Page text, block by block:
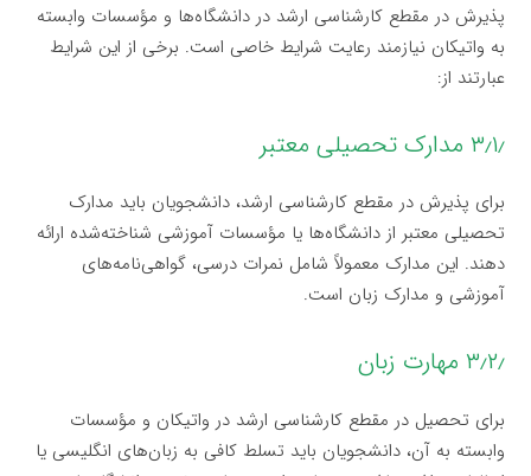
پذیرش در مقطع کارشناسی ارشد در دانشگاه‌ها و مؤسسات وابسته
به واتیکان نیازمند رعایت شرایط خاصی است. برخی از این شرایط
عبارتند از:
۳٫۱٫ مدارک تحصیلی معتبر
برای پذیرش در مقطع کارشناسی ارشد، دانشجویان باید مدارک
تحصیلی معتبر از دانشگاه‌ها یا مؤسسات آموزشی شناخته‌شده ارائه
دهند. این مدارک معمولاً شامل نمرات درسی، گواهی‌نامه‌های
آموزشی و مدارک زبان است.
۳٫۲٫ مهارت زبان
برای تحصیل در مقطع کارشناسی ارشد در واتیکان و مؤسسات
وابسته به آن، دانشجویان باید تسلط کافی به زبان‌های انگلیسی یا